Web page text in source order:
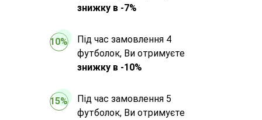
знижку в -7%
10%
Під час замовлення 4
футболок, Ви отримуєте
знижку в -10%
15%
Під час замовлення 5
футболок, Ви отримуєте